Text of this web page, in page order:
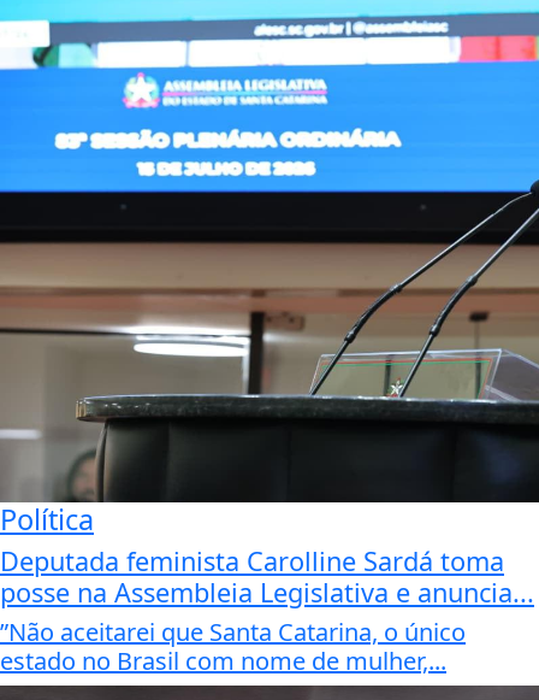
Política
Deputada feminista Carolline Sardá toma
posse na Assembleia Legislativa e anuncia...
”Não aceitarei que Santa Catarina, o único
estado no Brasil com nome de mulher,...